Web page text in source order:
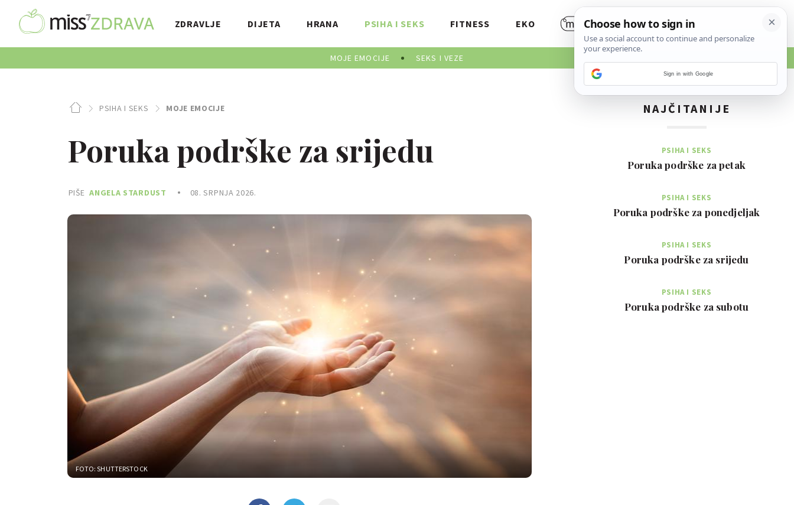
ZDRAVLJE DIJETA HRANA PSIHA I SEKS
MOJE EMOCIJE SEKS I VEZE
FITNESS EKO
PSIHA I SEKS MOJE EMOCIJE
Poruka podrške za srijedu
PIŠE ANGELA STARDUST 08. SRPNJA 2026.
FOTO: SHUTTERSTOCK
NAJČITANIJE
PSIHA I SEKS
Poruka podrške za petak
PSIHA I SEKS
Poruka podrške za ponedjeljak
PSIHA I SEKS
Poruka podrške za srijedu
PSIHA I SEKS
Poruka podrške za subotu
Sign in with Google